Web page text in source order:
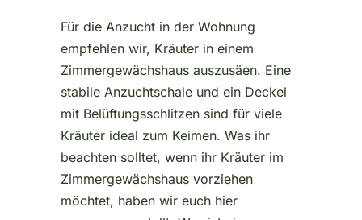
Für die Anzucht in der Wohnung
empfehlen wir, Kräuter in einem
Zimmergewächshaus auszusäen. Eine
stabile Anzuchtschale und ein Deckel
mit Belüftungsschlitzen sind für viele
Kräuter ideal zum Keimen. Was ihr
beachten solltet, wenn ihr Kräuter im
Zimmergewächshaus vorziehen
möchtet, haben wir euch hier